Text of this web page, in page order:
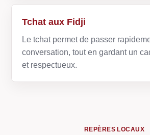
Tchat aux Fidji
Le tchat permet de passer
conversation, tout en gardant un
et respectueux.
REPÈRES LOCAUX